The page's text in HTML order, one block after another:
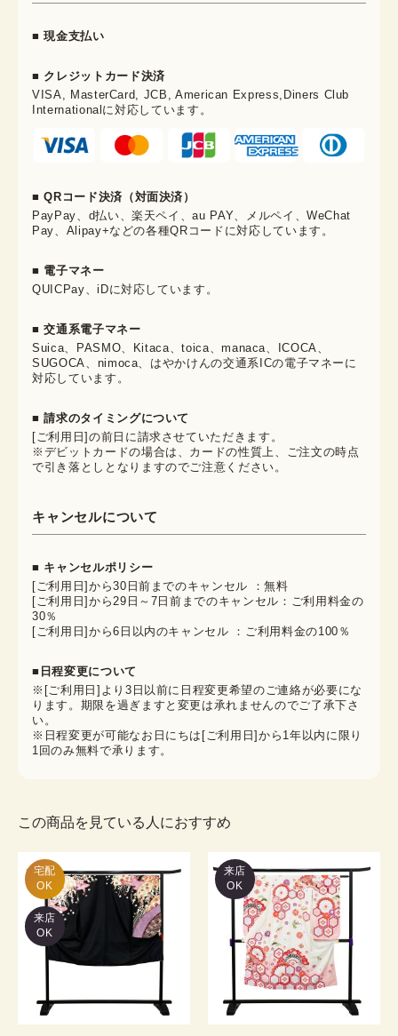
■ 現金支払い
■ クレジットカード決済
VISA, MasterCard, JCB, American Express,Diners Club
Internationalに対応しています。
■ QRコード決済（対面決済）
PayPay、d払い、楽天ペイ、au PAY、メルペイ、WeChat
Pay、Alipay+などの各種QRコードに対応しています。
■ 電子マネー
QUICPay、iDに対応しています。
■ 交通系電子マネー
Suica、PASMO、Kitaca、toica、manaca、ICOCA、
SUGOCA、nimoca、はやかけんの交通系ICの電子マネーに
対応しています。
■ 請求のタイミングについて
[ご利用日]の前日に請求させていただきます。
※デビットカードの場合は、カードの性質上、ご注文の時点
で引き落としとなりますのでご注意ください。
キャンセルについて
■ キャンセルポリシー
[ご利用日]から30日前までのキャンセル ：無料
[ご利用日]から29日～7日前までのキャンセル：ご利用料金の
30％
[ご利用日]から6日以内のキャンセル ：ご利用料金の100％
■日程変更について
※[ご利用日]より3日以前に日程変更希望のご連絡が必要にな
ります。期限を過ぎますと変更は承れませんのでご了承下さ
い。
※日程変更が可能なお日にちは[ご利用日]から1年以内に限り
1回のみ無料で承ります。
この商品を見ている人におすすめ
宅配
OK
来店
OK
来店
OK